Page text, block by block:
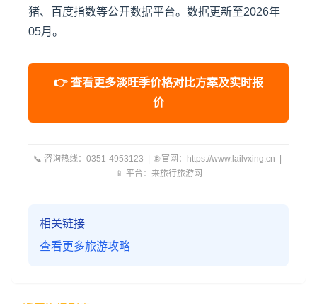
猪、百度指数等公开数据平台。数据更新至2026年
05月。
👉 查看更多淡旺季价格对比方案及实时报
价
📞 咨询热线：0351-4953123 | 🌐 官网：https://www.lailvxing.cn |
📱 平台：来旅行旅游网
相关链接
查看更多旅游攻略